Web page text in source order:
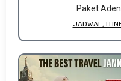
Paket
JADWAL,